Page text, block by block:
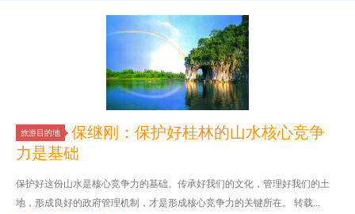
旅游目的地
保继刚：保护好桂林的山水核心竞争
力是基础
保护好这份山水是核心竞争力的基础。传承好我们的文化，管理好我们的土
地，形成良好的政府管理机制，才是形成核心竞争力的关键所在。 转载...